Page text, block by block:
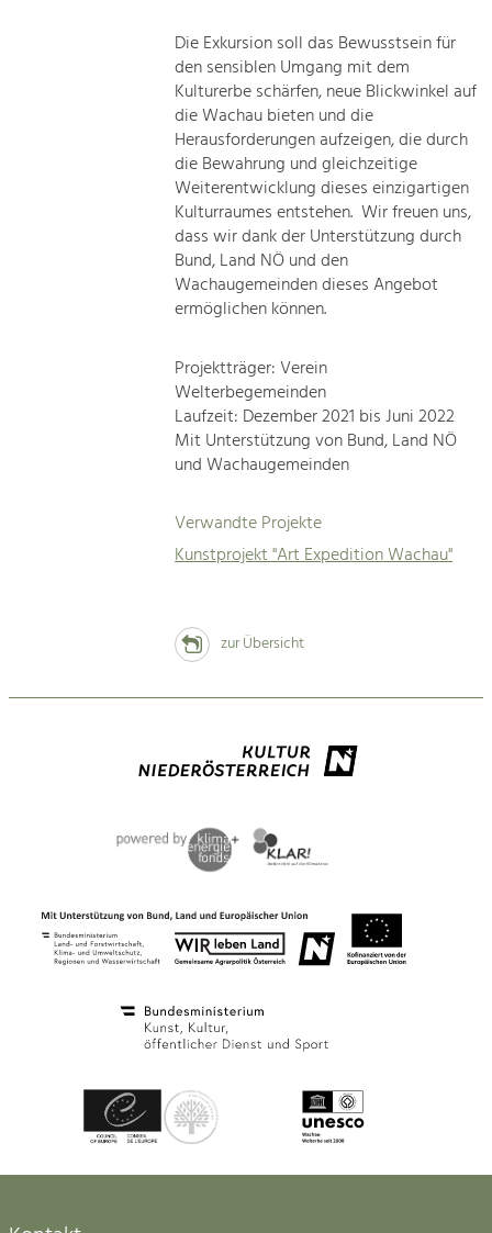
Die Exkursion soll das Bewusstsein für
den sensiblen Umgang mit dem
Kulturerbe schärfen, neue Blickwinkel auf
die Wachau bieten und die
Herausforderungen aufzeigen, die durch
die Bewahrung und gleichzeitige
Weiterentwicklung dieses einzigartigen
Kulturraumes entstehen. Wir freuen uns,
dass wir dank der Unterstützung durch
Bund, Land NÖ und den
Wachaugemeinden dieses Angebot
ermöglichen können.
Projektträger: Verein
Welterbegemeinden
Laufzeit: Dezember 2021 bis Juni 2022
Mit Unterstützung von Bund, Land NÖ
und Wachaugemeinden
Verwandte Projekte
Kunstprojekt "Art Expedition Wachau"
zur Übersicht